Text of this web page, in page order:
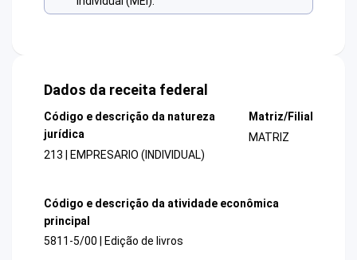
Dados da receita federal
Código e descrição da natureza
jurídica
213 | EMPRESARIO (INDIVIDUAL)
Matriz/Filial
MATRIZ
Código e descrição da atividade econômica
principal
5811-5/00 | Edição de livros